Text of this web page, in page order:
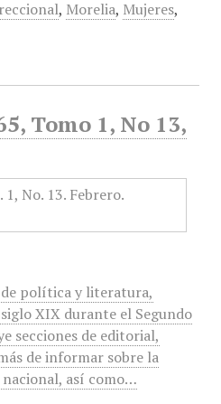
, Morelia, Mujeres,
Tomo 1, No 13,
política y literatura,
XIX durante el Segundo
secciones de editorial,
de informar sobre la
así como…